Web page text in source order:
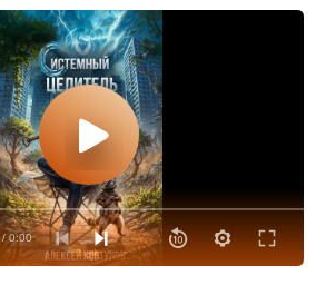
/ 0:00